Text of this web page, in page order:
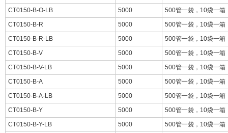
CT0150-B-O-LB
5000
500管一袋，10袋一箱
CT0150-B-R
5000
500管一袋，10袋一箱
CT0150-B-R-LB
5000
500管一袋，10袋一箱
CT0150-B-V
5000
500管一袋，10袋一箱
CT0150-B-V-LB
5000
500管一袋，10袋一箱
CT0150-B-A
5000
500管一袋，10袋一箱
CT0150-B-A-LB
5000
500管一袋，10袋一箱
CT0150-B-Y
5000
500管一袋，10袋一箱
CT0150-B-Y-LB
5000
500管一袋，10袋一箱